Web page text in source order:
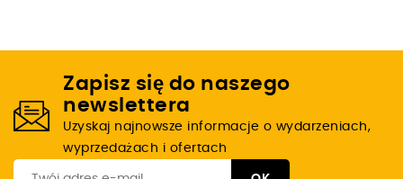
Zapisz się do naszego
newslettera
Uzyskaj najnowsze informacje o wydarzeniach,
wyprzedażach i ofertach